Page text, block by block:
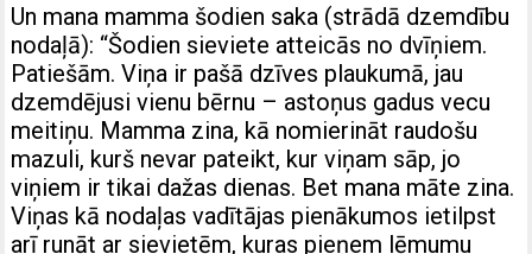
Un mana mamma šodien saka (strādā dzemdību
nodaļā): “Šodien sieviete atteicās no dvīņiem.
Patiešām. Viņa ir pašā dzīves plaukumā, jau
dzemdējusi vienu bērnu – astoņus gadus vecu
meitiņu. Mamma zina, kā nomierināt raudošu
mazuli, kurš nevar pateikt, kur viņam sāp, jo
viņiem ir tikai dažas dienas. Bet mana māte zina.
Viņas kā nodaļas vadītājas pienākumos ietilpst
arī runāt ar sievietēm, kuras pieņem lēmumu